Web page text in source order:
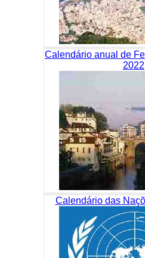
Calendário anual de
2022
Calendário das